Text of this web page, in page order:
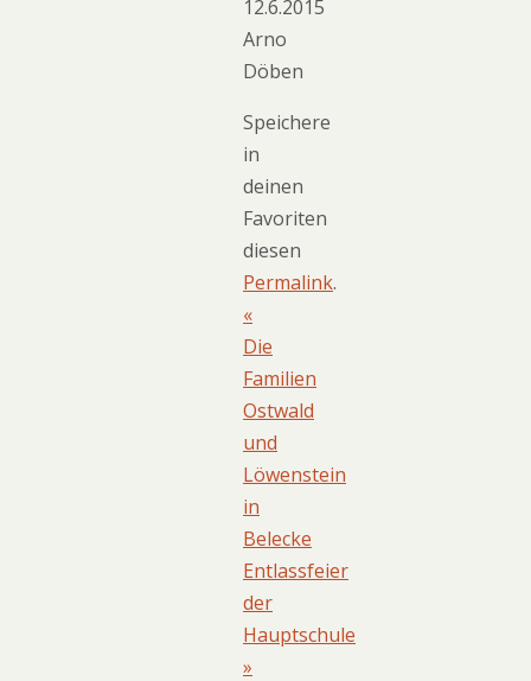
12.6.2015
Arno
Döben
Speichere
in
deinen
Favoriten
diesen
Permalink.
«
Die
Familien
Ostwald
und
Löwenstein
in
Belecke
Entlassfeier
der
Hauptschule
»